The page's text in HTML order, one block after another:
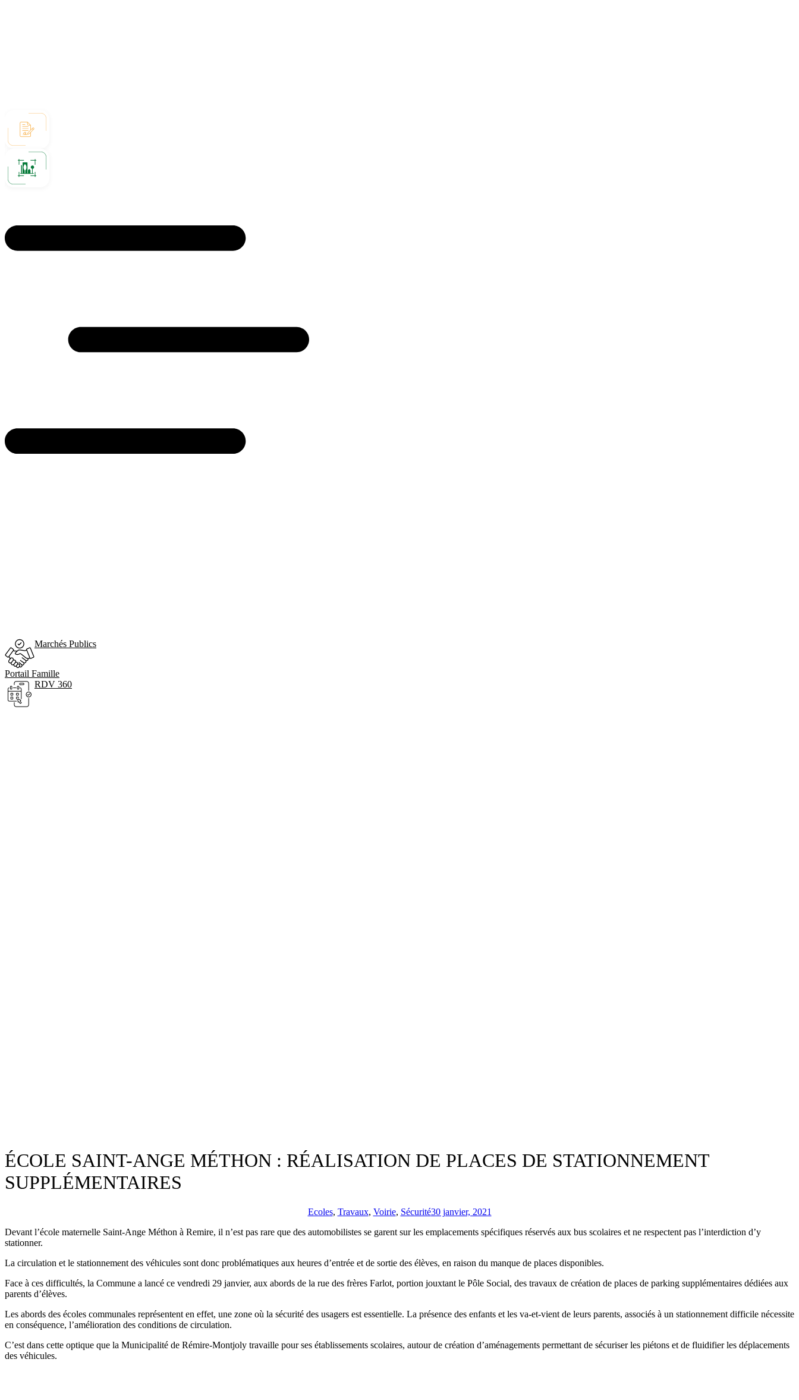
Marchés Publics
Portail Famille
RDV 360
ÉCOLE SAINT-ANGE MÉTHON : RÉALISATION DE PLACES DE STATIONNEMENT
SUPPLÉMENTAIRES
Ecoles, Travaux, Voirie, Sécurité30 janvier, 2021
Devant l’école maternelle Saint-Ange Méthon à Remire, il n’est pas rare que des automobilistes se garent sur les emplacements spécifiques réservés aux bus scolaires et ne respectent pas l’interdiction d’y
stationner.
La circulation et le stationnement des véhicules sont donc problématiques aux heures d’entrée et de sortie des élèves, en raison du manque de places disponibles.
Face à ces difficultés, la Commune a lancé ce vendredi 29 janvier, aux abords de la rue des frères Farlot, portion jouxtant le Pôle Social, des travaux de création de places de parking supplémentaires dédiées aux
parents d’élèves.
Les abords des écoles communales représentent en effet, une zone où la sécurité des usagers est essentielle. La présence des enfants et les va-et-vient de leurs parents, associés à un stationnement difficile nécessite
en conséquence, l’amélioration des conditions de circulation.
C’est dans cette optique que la Municipalité de Rémire-Montjoly travaille pour ses établissements scolaires, autour de création d’aménagements permettant de sécuriser les piétons et de fluidifier les déplacements
des véhicules.